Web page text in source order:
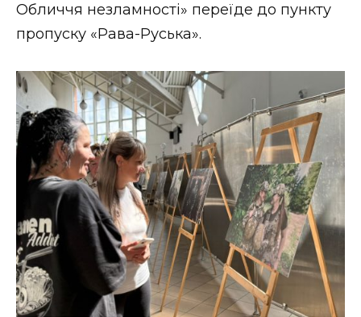
Обличчя незламності» переїде до пункту
пропуску «Рава-Руська».